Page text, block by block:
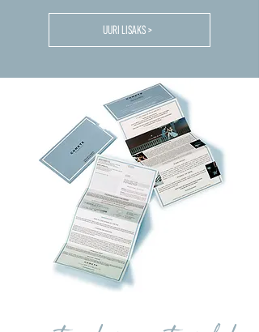
UURI LISAKS >